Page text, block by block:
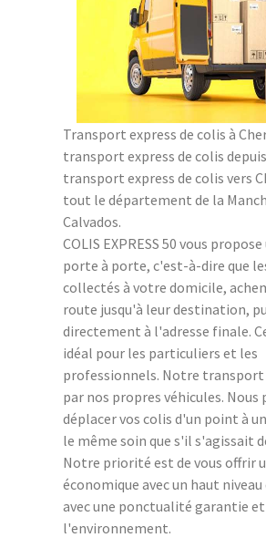
Transport express de colis à
transport express de colis
transport express de colis vers
tout le département de la
Calvados.
COLIS EXPRESS 50 vous
porte à porte, c'est-à-dire que
collectés à votre domicile,
route jusqu'à leur destination,
directement à l'adresse finale.
idéal pour les particuliers et les
professionnels. Notre transport
par nos propres véhicules. Nous
déplacer vos colis d'un point à
le même soin que s'il s'agissait
Notre priorité est de vous offrir
économique avec un haut niveau
avec une ponctualité garantie
l'environnement.